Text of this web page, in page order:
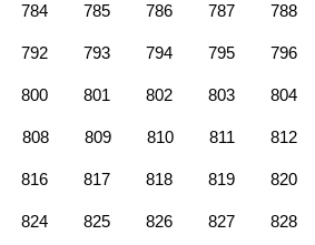
784 785 786 787 788
792 793 794 795 796
800 801 802 803 804
808 809 810 811 812
816 817 818 819 820
824 825 826 827 828